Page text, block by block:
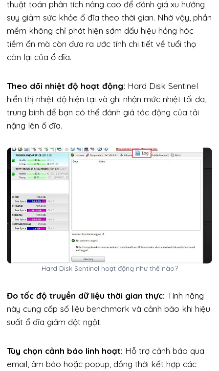
thuật toán phân tích nâng cao để đánh giá xu hướng
suy giảm sức khỏe ổ đĩa theo thời gian. Nhờ vậy, phần
mềm không chỉ phát hiện sớm dấu hiệu hỏng hóc
tiềm ẩn mà còn đưa ra ước tính chi tiết về tuổi thọ
còn lại của ổ đĩa.
Theo dõi nhiệt độ hoạt động: Hard Disk Sentinel
hiển thị nhiệt độ hiện tại và ghi nhận mức nhiệt tối đa,
trung bình để bạn có thể đánh giá tác động của tải
nặng lên ổ đĩa.
Hard Disk Sentinel hoạt động như thế nào?
Đo tốc độ truyền dữ liệu thời gian thực: Tính năng
này cung cấp số liệu benchmark và cảnh báo khi hiệu
suất ổ đĩa giảm đột ngột.
Tùy chọn cảnh báo linh hoạt: Hỗ trợ cảnh báo qua
email, âm báo hoặc popup, đồng thời kết hợp các